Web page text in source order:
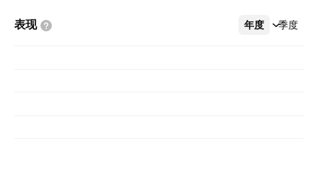
表现 年度 季度
更多